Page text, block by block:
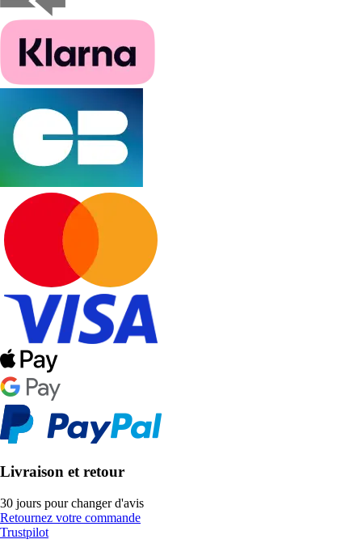
Livraison et retour
30 jours pour changer d'avis
Retournez votre commande
Trustpilot